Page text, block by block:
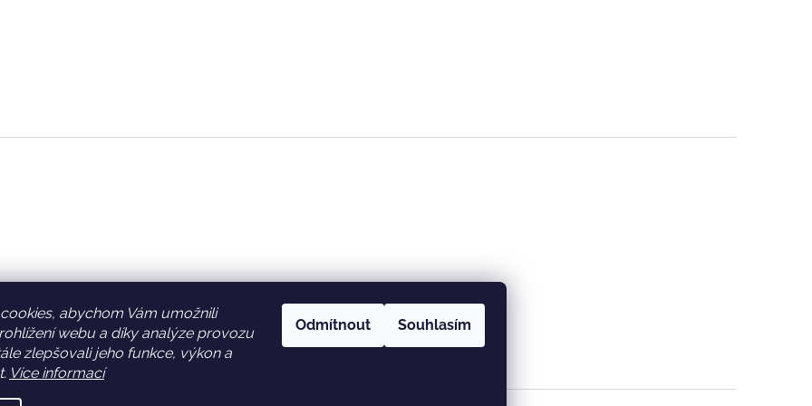
abychom Vám umožnili
webu a díky analýze provozu
zlepšovali jeho funkce, výkon a
Více informací
Odmítnout Souhlasím
Facebook Věrnostní slevy